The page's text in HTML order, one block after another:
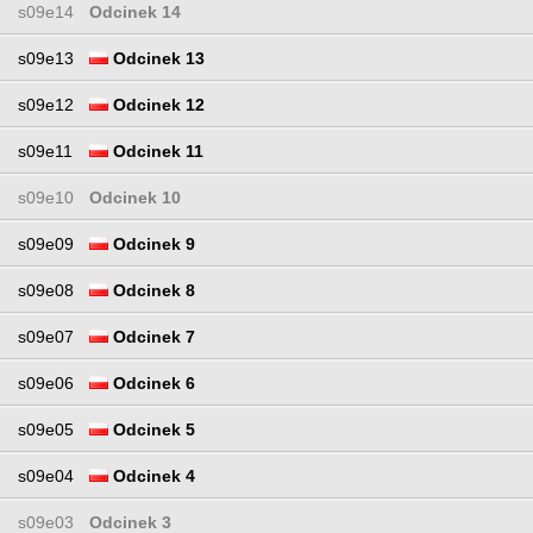
s09e14 Odcinek 14
s09e13 Odcinek 13
s09e12 Odcinek 12
s09e11 Odcinek 11
s09e10 Odcinek 10
s09e09 Odcinek 9
s09e08 Odcinek 8
s09e07 Odcinek 7
s09e06 Odcinek 6
s09e05 Odcinek 5
s09e04 Odcinek 4
s09e03 Odcinek 3